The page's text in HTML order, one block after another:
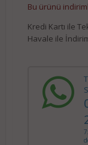
Bu ürünü
Kredi Kartı ile
Havale ile